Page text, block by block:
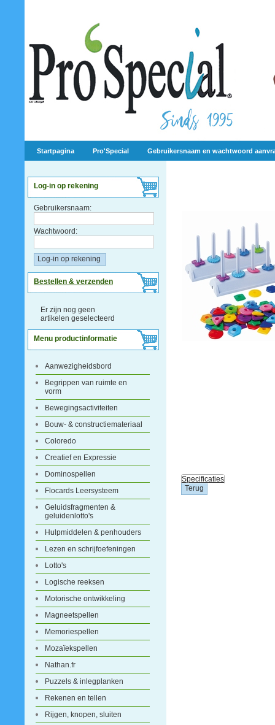
Startpagina Pro'Special Gebruikersnaam en wachtwoord
Log-in op rekening
Gebruikersnaam:
Wachtwoord:
Bestellen & verzenden
Er zijn nog geen
artikelen geselecteerd
Menu productinformatie
Aanwezigheidsbord
Begrippen van ruimte en
vorm
Bewegingsactiviteiten
Bouw- & constructiemateriaal
Coloredo
Creatief en Expressie
Dominospellen
Flocards Leersysteem
Geluidsfragmenten &
geluidenlotto's
Hulpmiddelen & penhouders
Lezen en schrijfoefeningen
Lotto's
Logische reeksen
Motorische ontwikkeling
Magneetspellen
Memoriespellen
Mozaïekspellen
Nathan.fr
Puzzels & inlegplanken
Rekenen en tellen
Rijgen, knopen, sluiten
Specificaties